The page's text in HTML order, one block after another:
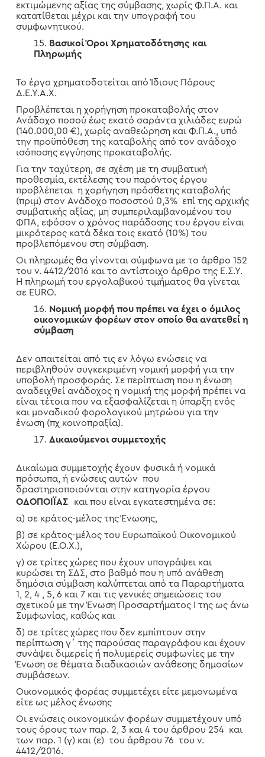
εκτιμώμενης αξίας της σύμβασης, χωρίς Φ.Π.Α. και
κατατίθεται μέχρι και την υπογραφή του
συμφωνητικού.
Βασικοί Όροι Χρηματοδότησης και
Πληρωμής
Το έργο χρηματοδοτείται από Ίδιους Πόρους
Δ.Ε.Υ.Α.Χ.
Προβλέπεται η χορήγηση προκαταβολής στον
Ανάδοχο ποσού έως εκατό σαράντα χιλιάδες ευρώ
(140.000,00 €), χωρίς αναθεώρηση και Φ.Π.Α., υπό
την προϋπόθεση της καταβολής από τον ανάδοχο
ισόποσης εγγύησης προκαταβολής.
Για την ταχύτερη, σε σχέση με τη συμβατική
προθεσμία, εκτέλεσης του παρόντος έργου
προβλέπεται η χορήγηση πρόσθετης καταβολής
(πριμ) στον Ανάδοχο ποσοστού 0,3% επί της αρχικής
συμβατικής αξίας, μη συμπεριλαμβανομένου του
ΦΠΑ, εφόσον ο χρόνος παράδοσης του έργου είναι
μικρότερος κατά δέκα τοις εκατό (10%) του
προβλεπόμενου στη σύμβαση.
Οι πληρωμές θα γίνονται σύμφωνα με το άρθρο 152
του ν. 4412/2016 και το αντίστοιχο άρθρο της Ε.Σ.Υ.
Η πληρωμή του εργολαβικού τιμήματος θα γίνεται
σε EURO.
Νομική μορφή που πρέπει να έχει ο όμιλος
οικονομικών φορέων στον οποίο θα ανατεθεί η
σύμβαση
Δεν απαιτείται από τις εν λόγω ενώσεις να
περιβληθούν συγκεκριμένη νομική μορφή για την
υποβολή προσφοράς. Σε περίπτωση που η ένωση
αναδειχθεί ανάδοχος η νομική της μορφή πρέπει να
είναι τέτοια που να εξασφαλίζεται η ύπαρξη ενός
και μοναδικού φορολογικού μητρώου για την
ένωση (πχ κοινοπραξία).
Δικαιούμενοι συμμετοχής
Δικαίωμα συμμετοχής έχουν φυσικά ή νομικά
πρόσωπα, ή ενώσεις αυτών που
δραστηριοποιούνται στην κατηγορία έργου
ΟΔΟΠΟΙΪΑΣ
και που είναι εγκατεστημένα σε:
α) σε κράτος-μέλος της Ένωσης,
β) σε κράτος-μέλος του Ευρωπαϊκού Οικονομικού
Χώρου (Ε.Ο.Χ.),
γ) σε τρίτες χώρες που έχουν υπογράψει και
κυρώσει τη ΣΔΣ, στο βαθμό που η υπό ανάθεση
δημόσια σύμβαση καλύπτεται από τα Παραρτήματα
1, 2, 4 , 5, 6 και 7 και τις γενικές σημειώσεις του
σχετικού με την Ένωση Προσαρτήματος I της ως άνω
Συμφωνίας, καθώς και
δ) σε τρίτες χώρες που δεν εμπίπτουν στην
περίπτωση γ΄ της παρούσας παραγράφου και έχουν
συνάψει διμερείς ή πολυμερείς συμφωνίες με την
Ένωση σε θέματα διαδικασιών ανάθεσης δημοσίων
συμβάσεων.
Οικονομικός φορέας συμμετέχει είτε μεμονωμένα
είτε ως μέλος ένωσης
Οι ενώσεις οικονομικών φορέων συμμετέχουν υπό
τους όρους των παρ. 2, 3 και 4 του άρθρου 254 και
των παρ. 1 (γ) και (ε) του άρθρου 76 του ν.
4412/2016.